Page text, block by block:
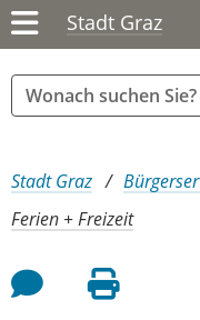
Stadt Graz
Sie sind hier:
Stadt Graz
Ferien + Freizeit
Feedback an Autor
Seite drucken